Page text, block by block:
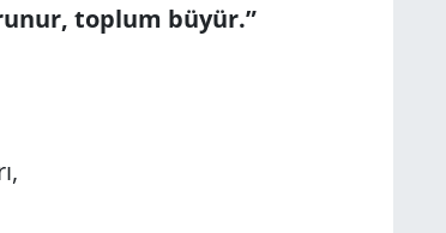
toplum büyür.”